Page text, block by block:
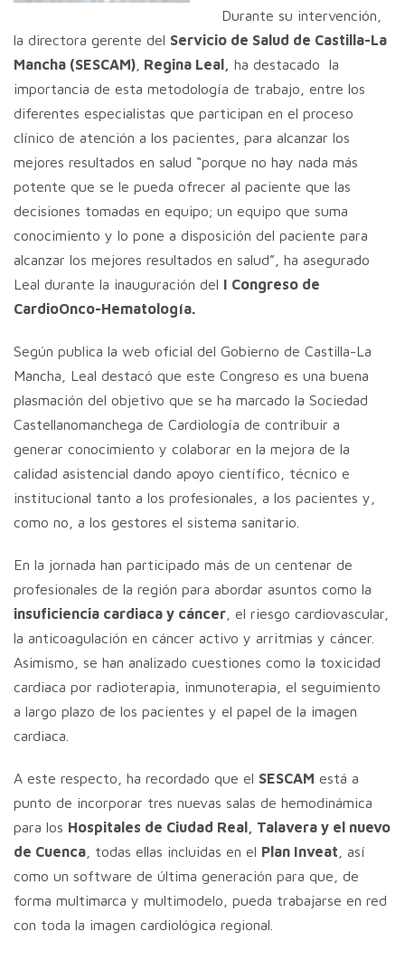
Durante su intervención,
la directora gerente del Servicio de Salud de Castilla-La
Mancha (SESCAM) Regina Leal,
ha destacado la
importancia de esta metodología de trabajo, entre los
diferentes especialistas que participan en el proceso
clínico de atención a los pacientes, para alcanzar los
mejores resultados en salud “porque no hay nada más
potente que se le pueda ofrecer al paciente que las
decisiones tomadas en equipo; un equipo que suma
conocimiento y lo pone a disposición del paciente para
alcanzar los mejores resultados en salud”, ha asegurado
Leal durante la inauguración del I Congreso de
CardioOnco-Hematología.
Según publica la web oficial del Gobierno de Castilla-La
Mancha, Leal destacó que este Congreso es una buena
plasmación del objetivo que se ha marcado la Sociedad
Castellanomanchega de Cardiología de contribuir a
generar conocimiento y colaborar en la mejora de la
calidad asistencial dando apoyo científico, técnico e
institucional tanto a los profesionales, a los pacientes y,
como no, a los gestores el sistema sanitario.
En la jornada han participado más de un centenar de
profesionales de la región para abordar asuntos como la
insuficiencia cardiaca y cáncer , el riesgo cardiovascular,
la anticoagulación en cáncer activo y arritmias y cáncer.
Asimismo, se han analizado cuestiones como la toxicidad
cardiaca por radioterapia, inmunoterapia, el seguimiento
a largo plazo de los pacientes y el papel de la imagen
cardiaca.
A este respecto, ha recordado que el SESCAM está a
punto de incorporar tres nuevas salas de hemodinámica
para los Hospitales de Ciudad Real, Talavera y el nuevo
de Cuenca , todas ellas incluidas en el Plan Inveat , así
como un software de última generación para que, de
forma multimarca y multimodelo, pueda trabajarse en red
con toda la imagen cardiológica regional.